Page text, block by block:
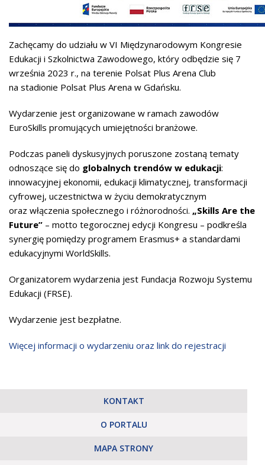
Zachęcamy do udziału w VI Międzynarodowym Kongresie
Edukacji i Szkolnictwa Zawodowego, który odbędzie się 7
września 2023 r., na terenie Polsat Plus Arena Club
na stadionie Polsat Plus Arena w Gdańsku.
Wydarzenie jest organizowane w ramach zawodów
EuroSkills promujących umiejętności branżowe.
Podczas paneli dyskusyjnych poruszone zostaną tematy
odnoszące się do globalnych trendów w edukacji:
innowacyjnej ekonomii, edukacji klimatycznej, transformacji
cyfrowej, uczestnictwa w życiu demokratycznym
oraz włączenia społecznego i różnorodności. „Skills Are the
Future” – motto tegorocznej edycji Kongresu – podkreśla
synergię pomiędzy programem Erasmus+ a standardami
edukacyjnymi WorldSkills.
Organizatorem wydarzenia jest Fundacja Rozwoju Systemu
Edukacji (FRSE).
Wydarzenie jest bezpłatne.
Więcej informacji o wydarzeniu oraz link do rejestracji
KONTAKT
O PORTALU
MAPA STRONY